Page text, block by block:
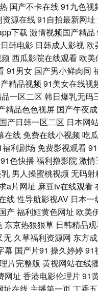
福利导航 福利五区 www簧片网
别 婷婷五月香蕉 欧美性交片深
夜伦理影院 日韩肏屄网站 欧美
费看 伊人成人网络 亚洲成人欧
超碰导航 亚洲午夜久久 亚洲黄
影院 91素人 av导航总站 A片影
国产AV黄色网址 成人自慰网站
国产成人A片 老司机亚洲影院 日
韩awww新片 人人干97 人碰人
玩 午夜偷拍福利 韩国av三区 另
玖 久久伊人免费视频 美女视频
国产不卡在线91九色视
资源在线91自拍最新网址
下载 激情视频国产精品
韩电影 日韩成人影视 欧
西瓜影院在线观看 欧美
91男女 国产男小鲜肉同
精品视频 91美女在线视
一区二区 韩日爆乳无码
精品色色视屏 国产午夜
国产日韩一区二区 日本网
在线 免费在线小视频 吃
福利剧场 免费影视观看
91色快播 福利撸影院激情
男人操蜜桃视频 无码射
a片网址 麻豆tv在线观看
线性导航影视AV 日本一
产福利姬黄色网址 欧美
东京热狠狠草 日韩精品
无 久草福利资源网 东方
幕 国产片91 操久婷婷91
片完整版 黄视网站在线
网址 香港电影伦理片91